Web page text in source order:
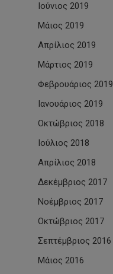
Ιούνιος 2019
Μάιος 2019
Απρίλιος 2019
Μάρτιος 2019
Φεβρουάριος 2019
Ιανουάριος 2019
Οκτώβριος 2018
Ιούλιος 2018
Απρίλιος 2018
Δεκέμβριος 2017
Νοέμβριος 2017
Οκτώβριος 2017
Σεπτέμβριος 2016
Μάιος 2016